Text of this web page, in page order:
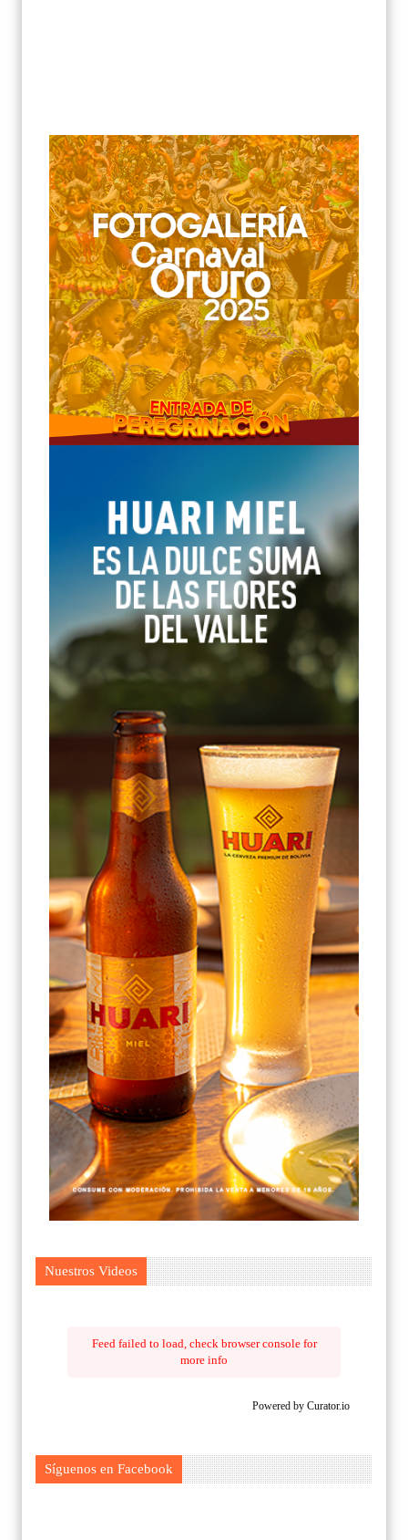
Nuestros Videos
Feed failed to load, check browser console for
more info
Powered by Curator.io
Síguenos en Facebook